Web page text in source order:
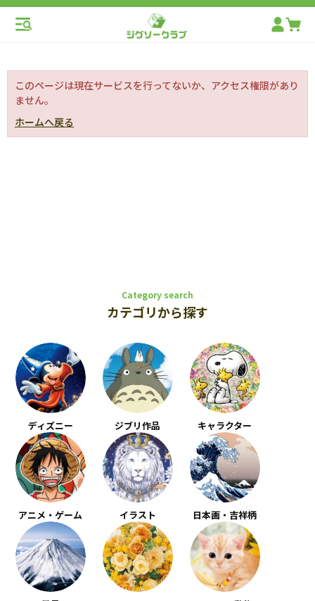
このページは現在サービスを行ってないか、アクセス権限があり
ません。
ホームへ戻る
Category search
カテゴリから探す
ディズニー ジブリ作品 キャラクター
アニメ・ゲーム イラスト 日本画・吉祥柄